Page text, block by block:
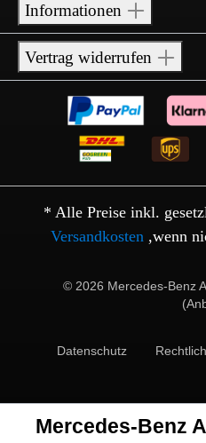
Informationen
Vertrag widerrufen
* Alle Preise inkl.
Versandkosten ,wenn
© 2026 Mercedes-Benz
Datenschutz
Mercedes-Benz